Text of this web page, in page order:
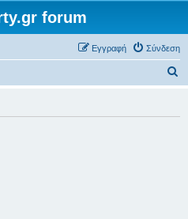
forum
Σύνδεση
Εγγραφή